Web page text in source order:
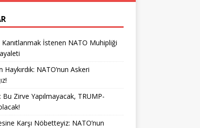
Kanıtlanmak İstenen NATO Muhipliği
Haykırdık: NATO’nun Askeri
Zirve Yapılmayacak, TRUMP-
Karşı Nöbetteyiz: NATO’nun